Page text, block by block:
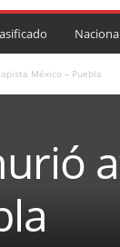
México – Puebla